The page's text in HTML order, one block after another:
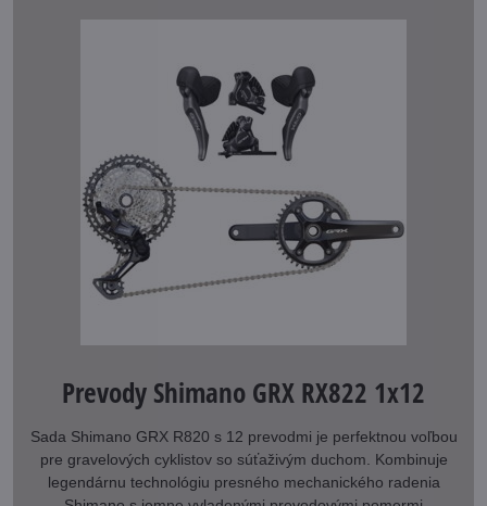
Prevody Shimano GRX RX822 1x12
Sada Shimano GRX R820 s 12 prevodmi je perfektnou voľbou
pre gravelových cyklistov so súťaživým duchom. Kombinuje
legendárnu technológiu presného mechanického radenia